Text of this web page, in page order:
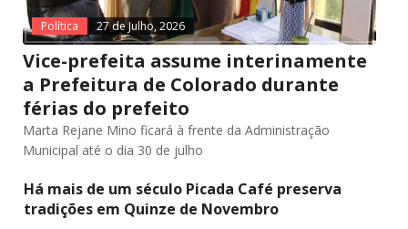
Política 27 de Julho, 2026
Vice-prefeita assume interinamente
a Prefeitura de Colorado durante
férias do prefeito
Marta Rejane Mino ficará à frente da Administração
Municipal até o dia 30 de julho
Há mais de um século Picada Café preserva
tradições em Quinze de Novembro